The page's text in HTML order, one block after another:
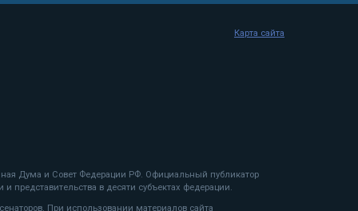
Дума и Совет Федерации РФ. Официальный публикатор
представительства в десяти субъектах федерации.
При использовании материалов сайта
Карта сайта